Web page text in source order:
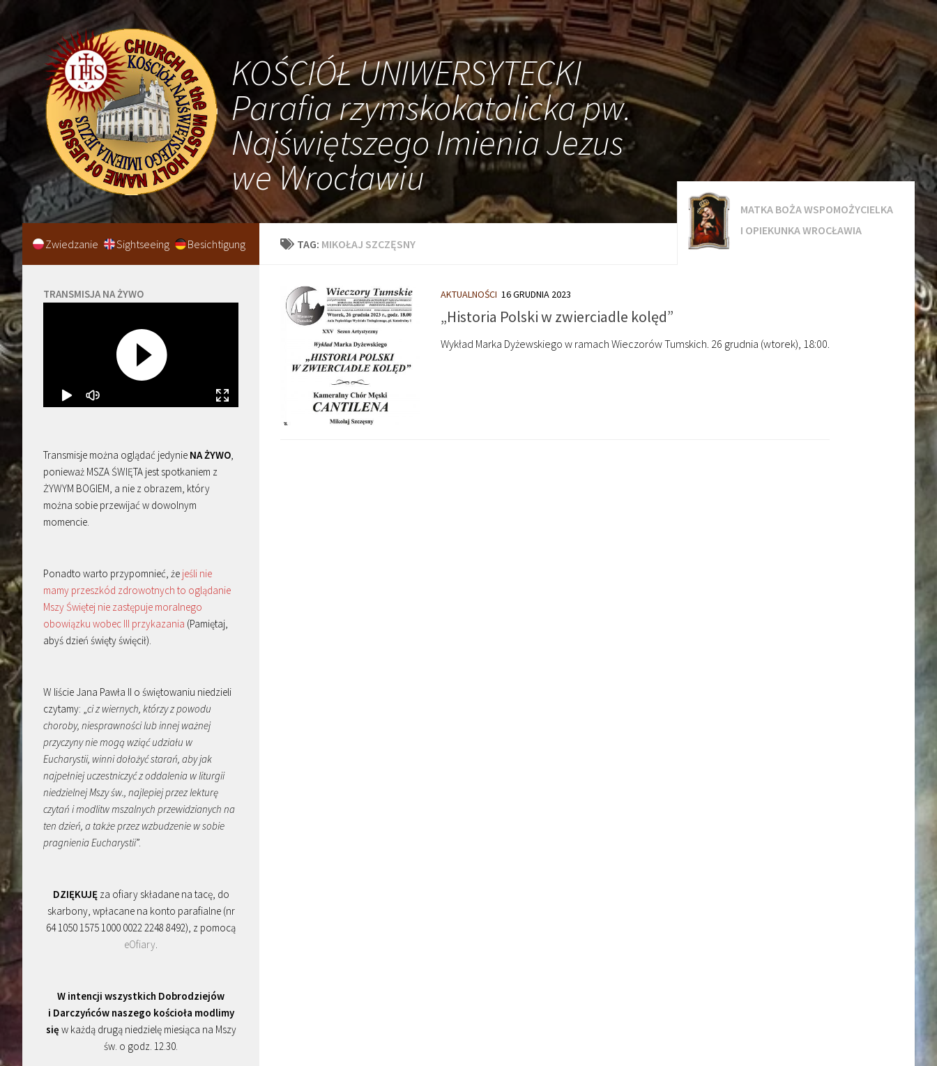
KOŚCIÓŁ UNIWERSYTECKI
Parafia rzymskokatolicka pw.
Najświętszego Imienia Jezus
we Wrocławiu
TAG: MIKOŁAJ SZCZĘSNY
MATKA BOŻA WSPOMOŻYCIELKA
I OPIEKUNKA WROCŁAWIA
AKTUALNOŚCI 16 GRUDNIA 2023
„Historia Polski w zwierciadle kolęd”
Wykład Marka Dyżewskiego w ramach Wieczorów Tumskich. 26 grudnia (wtorek), 18:00.
Zwiedzanie Sightseeing Besichtigung
TRANSMISJA NA ŻYWO
Transmisje można oglądać jedynie NA ŻYWO,
ponieważ MSZA ŚWIĘTA jest spotkaniem z
ŻYWYM BOGIEM, a nie z obrazem, który
można sobie przewijać w dowolnym
momencie.
Ponadto warto przypomnieć, że jeśli nie
mamy przeszkód zdrowotnych to oglądanie
Mszy Świętej nie zastępuje moralnego
obowiązku wobec III przykazania (Pamiętaj,
abyś dzień święty święcił).
W liście Jana Pawła II o świętowaniu niedzieli
czytamy: „ci z wiernych, którzy z powodu
choroby, niesprawności lub innej ważnej
przyczyny nie mogą wziąć udziału w
Eucharystii, winni dołożyć starań, aby jak
najpełniej uczestniczyć z oddalenia w liturgii
niedzielnej Mszy św., najlepiej przez lekturę
czytań i modlitw mszalnych przewidzianych na
ten dzień, a także przez wzbudzenie w sobie
pragnienia Eucharystii”.
DZIĘKUJĘza ofiary składane na tacę, do
skarbony, wpłacane na konto parafialne (nr
64 1050 1575 1000 0022 2248 8492), z pomocą
eOfiary.
W intencji wszystkich Dobrodziejów
i Darczyńców naszego kościoła modlimy
się w każdą drugą niedzielę miesiąca na Mszy
św. o godz. 12.30.